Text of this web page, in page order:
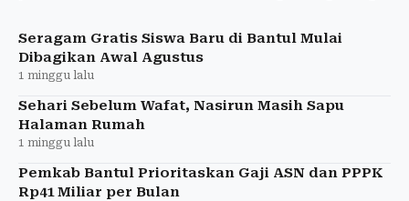
ditingga
Seragam Gratis Siswa Baru di Bantul Mulai
Dibagikan Awal Agustus
1 minggu lalu
Sehari Sebelum Wafat, Nasirun Masih Sapu
Halaman Rumah
1 minggu lalu
Pemkab Bantul Prioritaskan Gaji ASN dan PPPK
Rp41 Miliar per Bulan